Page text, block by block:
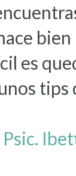
es
tips